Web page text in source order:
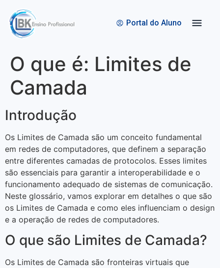
Portal do Aluno
O que é: Limites de
Camada
Introdução
Os Limites de Camada são um conceito fundamental
em redes de computadores, que definem a separação
entre diferentes camadas de protocolos. Esses limites
são essenciais para garantir a interoperabilidade e o
funcionamento adequado de sistemas de comunicação.
Neste glossário, vamos explorar em detalhes o que são
os Limites de Camada e como eles influenciam o design
e a operação de redes de computadores.
O que são Limites de Camada?
Os Limites de Camada são fronteiras virtuais que